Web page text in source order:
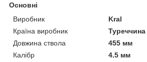
Основні
Виробник
Kral
Країна виробник
Туреччина
Довжина ствола
455 мм
Калібр
4.5 мм